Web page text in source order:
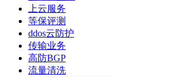
上云服务
等保评测
ddos云防护
传输业务
高防BGP
流量清洗